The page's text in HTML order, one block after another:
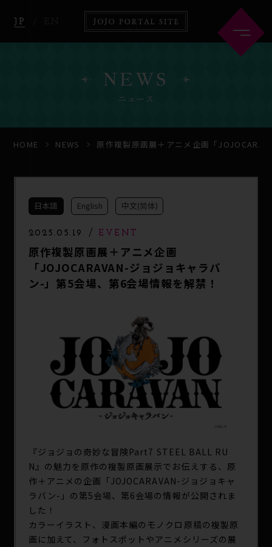
JP
HOME ABOUT
COMICS
SPECIAL
NEWS
ニュース
HOME NEWS 原作複製原画展＋アニメ企画「
日本語 English 中文(简体)
2025.05.19 EVENT
原作複製原画展＋アニメ企画
「JOJOCARAVAN-ジョジョキャラバ
ン-」第5会場、第6会場情報を解禁！
『ジョジョの奇妙な冒険Part7 STEEL BALL RU
N』の魅力を原作の複製原画展示でお伝えする、原
作＋アニメの企画「JOJOCARAVAN-ジョジョキャ
ラバン-」の第5会場、第6会場の情報が公開されま
した！
カラーイラスト、漫画本編のモノクロ原稿の複製原
画に加えて、フォトスポットやアニメシリーズの展